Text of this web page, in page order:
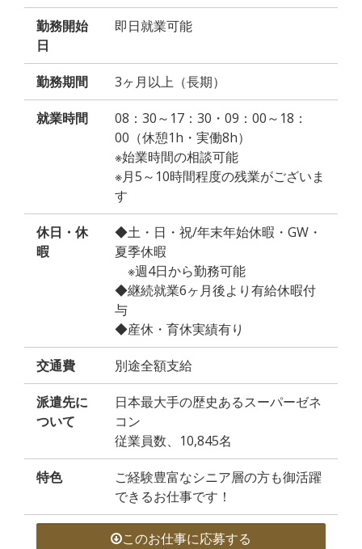
勤務開始
日
即日就業可能
勤務期間 3ヶ月以上（長期）
就業時間
08：30～17：30・09：00～18：
00（休憩1h・実働8h）
※始業時間の相談可能
※月5～10時間程度の残業がございま
す
休日・休
暇
◆土・日・祝/年末年始休暇・GW・
夏季休暇
※週4日から勤務可能
◆継続就業6ヶ月後より有給休暇付
与
◆産休・育休実績有り
交通費 別途全額支給
派遣先に
ついて
日本最大手の歴史あるスーパーゼネ
コン
従業員数、10,845名
特色
ご経験豊富なシニア層の方も御活躍
できるお仕事です！
このお仕事に応募する